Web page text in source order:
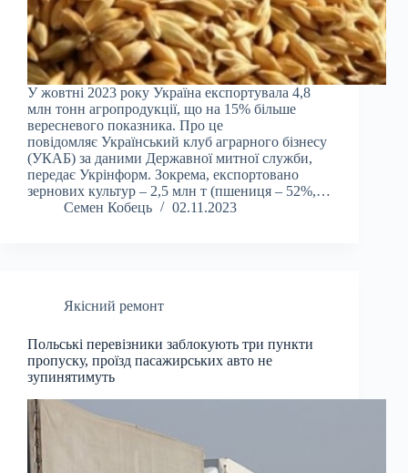
У жовтні 2023 року Україна експортувала 4,8
млн тонн агропродукції, що на 15% більше
вересневого показника. Про це
повідомляє Український клуб аграрного бізнесу
(УКАБ) за даними Державної митної служби,
передає Укрінформ. Зокрема, експортовано
зернових культур – 2,5 млн т (пшениця – 52%,…
Семен Кобець
02.11.2023
Якісний ремонт
Польські перевізники заблокують три пункти
пропуску, проїзд пасажирських авто не
зупинятимуть